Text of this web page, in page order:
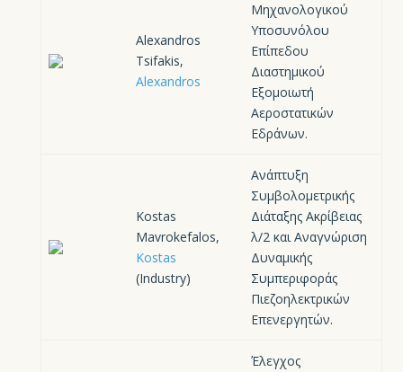
Alexandros
Tsifakis,
Alexandros
Μηχανολογικού
Υποσυνόλου
Επίπεδου
Διαστημικού
Εξομοιωτή
Αεροστατικών
Εδράνων.
Kostas
Mavrokefalos,
Kostas
(Industry)
Ανάπτυξη
Συμβολομετρικής
Διάταξης Ακρίβειας
λ/2 και Αναγνώριση
Δυναμικής
Συμπεριφοράς
Πιεζοηλεκτρικών
Επενεργητών.
Έλεγχος